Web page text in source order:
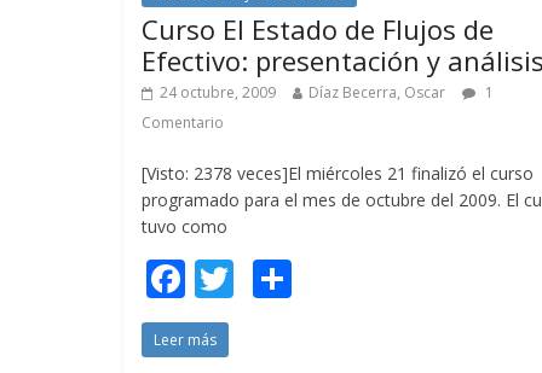
k r
Curso El Estado de Flujos de
Efectivo: presentación y
24 octubre, 2009 Díaz Becerra, Oscar
1
Comentario
[Visto: 2378 veces]El miércoles 21 finalizó el curso
programado para el mes de octubre del 2009. El
tuvo como
F
ac
e
T
Leer más